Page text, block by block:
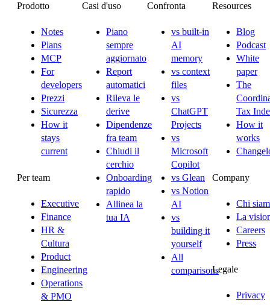
Prodotto
Notes
Plans
MCP
For
developers
Prezzi
Sicurezza
How it
stays
current
Per team
Executive
Finance
HR &
Cultura
Product
Engineering
Operations
& PMO
Casi d'uso
Piano
sempre
aggiornato
Report
automatici
Rileva le
derive
Dipendenze
fra team
Chiudi il
cerchio
Onboarding
rapido
Allinea la
tua IA
Confronta
vs built-in
AI
memory
vs context
files
vs
ChatGPT
Projects
vs
Microsoft
Copilot
vs Glean
vs Notion
AI
vs
building it
yourself
All
comparisons
Resources
Blog
Podcast
White
paper
The
Tax
How it
works
Company
Chi
La
Careers
Press
Legale
Privacy